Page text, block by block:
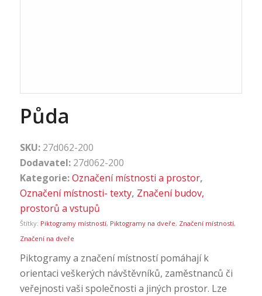
Půda
SKU: 27d062-200
Dodavatel: 27d062-200
Kategorie:Označení místnosti a prostor,
Označení místnosti- texty, Značení budov,
prostorů a vstupů
Štítky: Piktogramy místností, Piktogramy na dveře, Značení místností,
Značení na dveře
Piktogramy a značení místností pomáhají k
orientaci veškerých návštěvníků, zaměstnanců či
veřejnosti vaši společnosti a jiných prostor. Lze